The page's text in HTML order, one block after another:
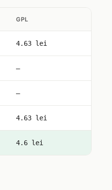
GPL
4.63 lei
—
—
4.63 lei
4.6 lei